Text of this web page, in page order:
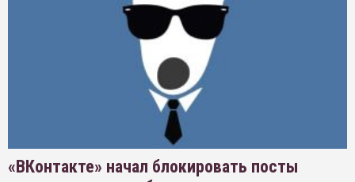
«ВКонтакте» начал блокировать посты